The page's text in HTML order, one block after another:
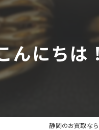
んにちは！
静岡のお買取な